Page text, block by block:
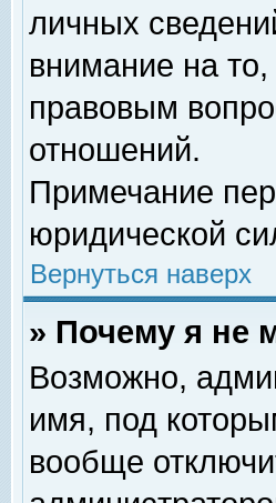
личных
внимание на
правовым
отношений.
Примечание
юридической
Вернуться наверх
» Почему я не
Возможно,
имя, под
вообще